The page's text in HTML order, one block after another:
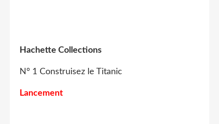
Hachette Collections
N° 1 Construisez le Titanic
Lancement